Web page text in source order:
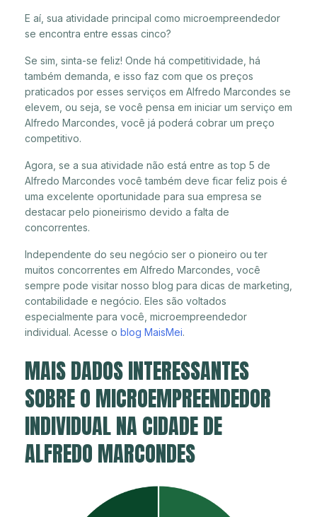
E aí, sua atividade principal como microempreendedor
se encontra entre essas cinco?
Se sim, sinta-se feliz! Onde há competitividade, há
também demanda, e isso faz com que os preços
praticados por esses serviços em Alfredo Marcondes se
elevem, ou seja, se você pensa em iniciar um serviço em
Alfredo Marcondes, você já poderá cobrar um preço
competitivo.
Agora, se a sua atividade não está entre as top 5 de
Alfredo Marcondes você também deve ficar feliz pois é
uma excelente oportunidade para sua empresa se
destacar pelo pioneirismo devido a falta de
concorrentes.
Independente do seu negócio ser o pioneiro ou ter
muitos concorrentes em Alfredo Marcondes, você
sempre pode visitar nosso blog para dicas de marketing,
contabilidade e negócio. Eles são voltados
especialmente para você, microempreendedor
individual. Acesse o blog MaisMei.
MAIS DADOS INTERESSANTES
SOBRE O MICROEMPREENDEDOR
INDIVIDUAL NA CIDADE DE
ALFREDO MARCONDES